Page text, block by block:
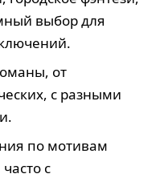
выбор для
от
с разными
по мотивам
с